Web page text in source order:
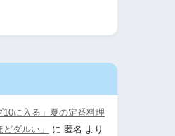
に入る」夏の定番料理
ダルい」
に 匿名 より